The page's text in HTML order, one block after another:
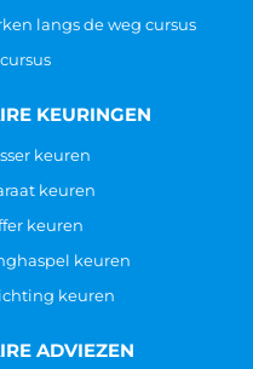
langs de weg cursus
KEURINGEN
keuren
keuren
keuren
keuren
keuren
ADVIEZEN